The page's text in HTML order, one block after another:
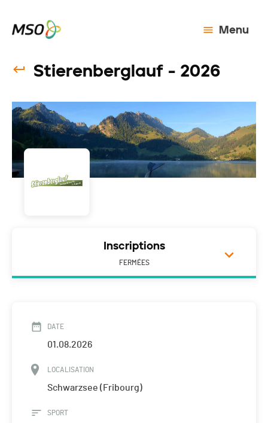
Menu
Stierenberglauf - 2026
Inscriptions
FERMÉES
DATE
01.08.2026
LOCALISATION
Schwarzsee (Fribourg)
SPORT